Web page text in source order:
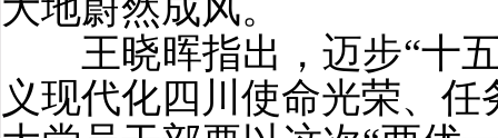
大地蔚然成风。
王晓晖指出，迈步“十五
义现代化四川使命光荣、